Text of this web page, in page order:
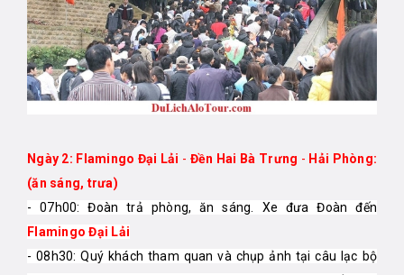
Ngày 2: Flamingo Đại Lải - Đền Hai Bà Trưng - Hải Phòng:
(ăn sáng, trưa)
- 07h00: Đoàn trả phòng, ăn sáng. Xe đưa Đoàn đến
Flamingo Đại Lải
- 08h30: Quý khách tham quan và chụp ảnh tại câu lạc bộ